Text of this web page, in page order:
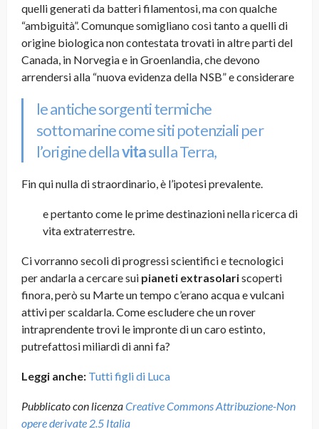
quelli generati da batteri filamentosi, ma con qualche
“ambiguità”. Comunque somigliano così tanto a quelli di
origine biologica non contestata trovati in altre parti del
Canada, in Norvegia e in Groenlandia, che devono
arrendersi alla “nuova evidenza della NSB” e considerare
le antiche sorgenti termiche
sottomarine come siti potenziali per
l’origine dellavitasulla Terra,
Fin qui nulla di straordinario, è l’ipotesi prevalente.
e pertanto come le prime destinazioni nella ricerca di
vita extraterrestre.
Ci vorranno secoli di progressi scientifici e tecnologici
per andarla a cercare sui pianeti extrasolariscoperti
finora, però su Marte un tempo c’erano acqua e vulcani
attivi per scaldarla. Come escludere che un rover
intraprendente trovi le impronte di un caro estinto,
putrefattosi miliardi di anni fa?
Leggi anche: Tutti figli di Luca
Pubblicato con licenzaCreative Commons Attribuzione-Non
opere derivate 2.5 Italia